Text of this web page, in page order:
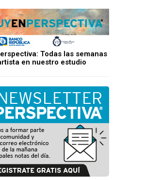
Todas las semanas
en nuestro estudio